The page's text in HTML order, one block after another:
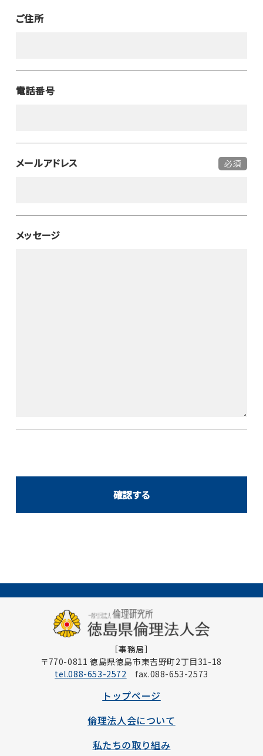
ご住所
電話番号
メールアドレス 必須
メッセージ
［事務局］
〒770-0811 徳島県徳島市東吉野町2丁目31-18
tel.088-653-2572 fax.088-653-2573
トップページ
倫理法人会について
私たちの取り組み